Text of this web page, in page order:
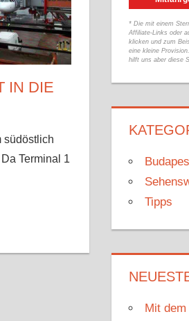
IN DIE
südöstlich
Terminal 1
* Die mit einem
Affiliate-Links oder
klicken und zum
eine kleine
hilft uns aber diese
Tipps
Mit